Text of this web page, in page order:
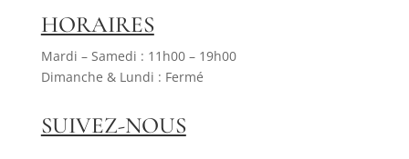
HORAIRES
Mardi – Samedi : 11h00 – 19h00
Dimanche & Lundi : Fermé
SUIVEZ-NOUS